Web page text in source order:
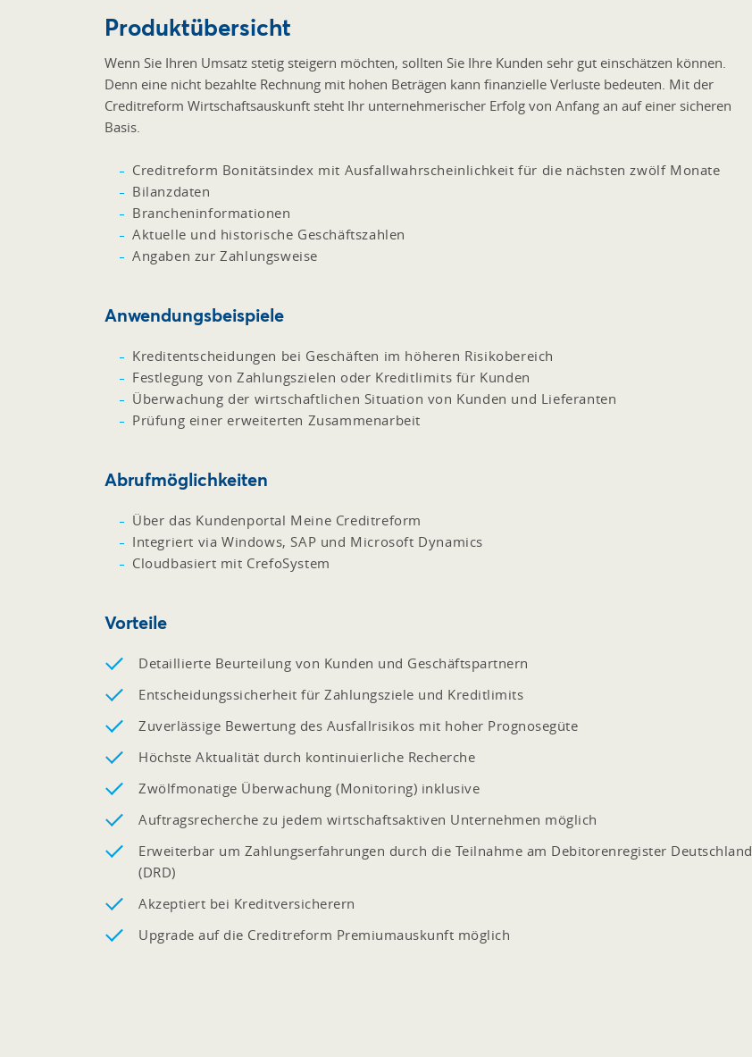
Produktübersicht
Wenn Sie Ihren Umsatz stetig steigern möchten, sollten Sie Ihre Kunden sehr gut einschätzen können.
Denn eine nicht bezahlte Rechnung mit hohen Beträgen kann finanzielle Verluste bedeuten. Mit der
Creditreform Wirtschaftsauskunft steht Ihr unternehmerischer Erfolg von Anfang an auf einer sicheren
Basis.
Creditreform Bonitätsindex mit Ausfallwahrscheinlichkeit für die nächsten zwölf Monate
Bilanzdaten
Brancheninformationen
Aktuelle und historische Geschäftszahlen
Angaben zur Zahlungsweise
Anwendungsbeispiele
Kreditentscheidungen bei Geschäften im höheren Risikobereich
Festlegung von Zahlungszielen oder Kreditlimits für Kunden
Überwachung der wirtschaftlichen Situation von Kunden und Lieferanten
Prüfung einer erweiterten Zusammenarbeit
Abrufmöglichkeiten
Über das Kundenportal Meine Creditreform
Integriert via Windows, SAP und Microsoft Dynamics
Cloudbasiert mit CrefoSystem
Vorteile
Detaillierte Beurteilung von Kunden und Geschäftspartnern
Entscheidungssicherheit für Zahlungsziele und Kreditlimits
Zuverlässige Bewertung des Ausfallrisikos mit hoher Prognosegüte
Höchste Aktualität durch kontinuierliche Recherche
Zwölfmonatige Überwachung (Monitoring) inklusive
Auftragsrecherche zu jedem wirtschaftsaktiven Unternehmen möglich
Erweiterbar um Zahlungserfahrungen durch die Teilnahme am Debitorenregister Deutschland
(DRD)
Akzeptiert bei Kreditversicherern
Upgrade auf die Creditreform Premiumauskunft möglich